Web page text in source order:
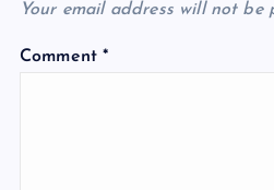
Your email address will not be
Comment*